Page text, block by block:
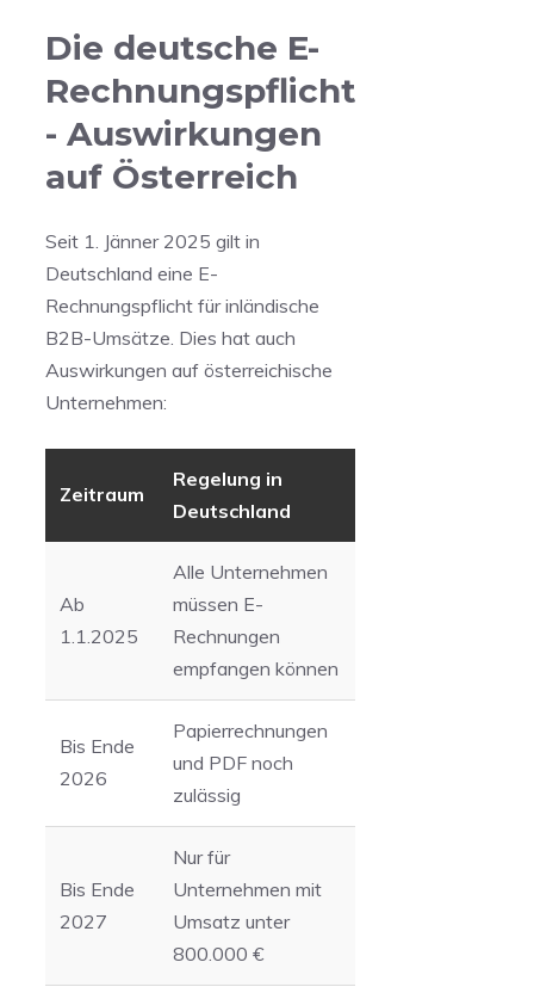
Die deutsche E-
Rechnungspflicht
- Auswirkungen
auf Österreich
Seit 1. Jänner 2025 gilt in
Deutschland eine E-
Rechnungspflicht für inländische
B2B-Umsätze. Dies hat auch
Auswirkungen auf österreichische
Unternehmen:
Zeitraum
Regelung in
Deutschland
Ab
1.1.2025
Alle Unternehmen
müssen E-
Rechnungen
empfangen können
Bis Ende
2026
Papierrechnungen
und PDF noch
zulässig
Bis Ende
2027
Nur für
Unternehmen mit
Umsatz unter
800.000 €